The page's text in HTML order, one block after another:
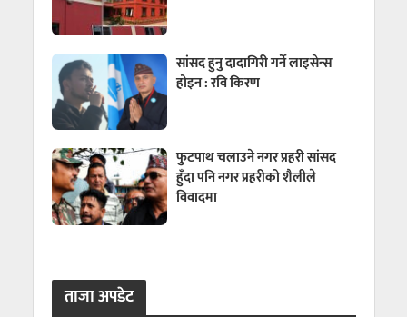
सांसद हुनु दादागिरी गर्ने लाइसेन्स
होइन : रवि किरण
फुटपाथ चलाउने नगर प्रहरी सांसद
हुँदा पनि नगर प्रहरीको शैलीले
विवादमा
ताजा अपडेट